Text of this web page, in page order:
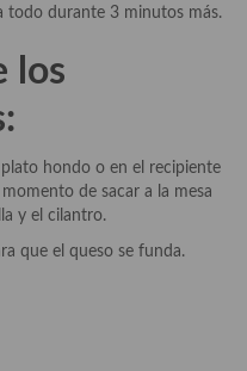
todo durante 3 minutos más.
los
hondo o en el recipiente
de sacar a la mesa
y el cilantro.
que el queso se funda.